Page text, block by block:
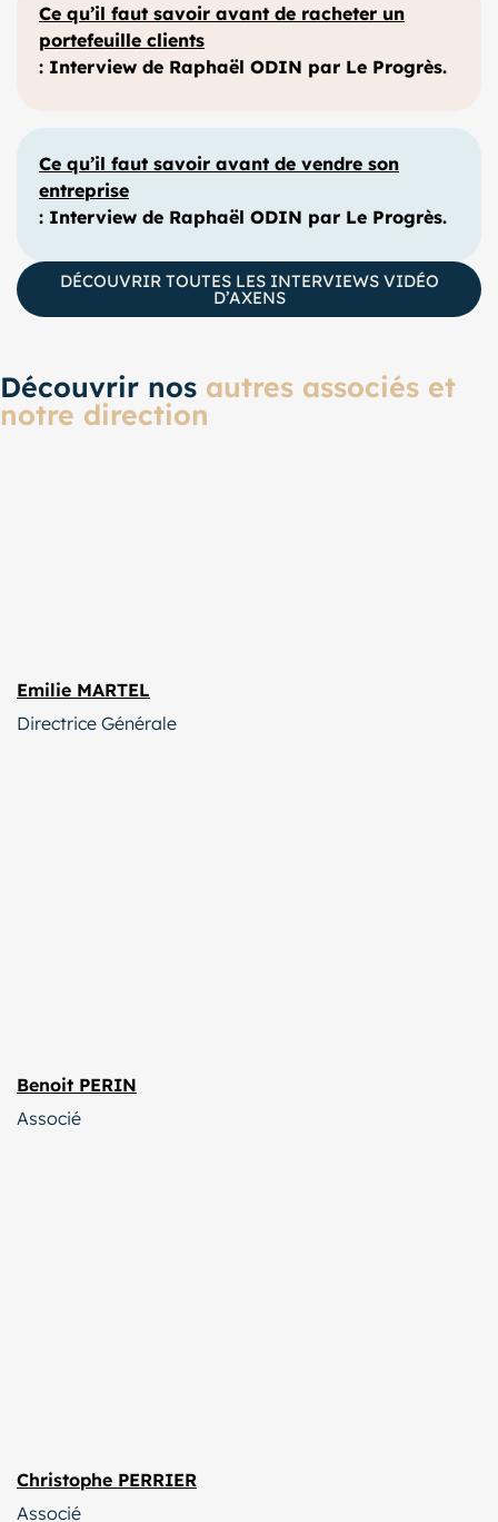
Ce qu’il faut savoir avant de racheter un
portefeuille clients
: Interview de Raphaël ODIN par Le Progrès.
Ce qu’il faut savoir avant de vendre son
entreprise
: Interview de Raphaël ODIN par Le Progrès.
DÉCOUVRIR TOUTES LES INTERVIEWS VIDÉO
D’AXENS
Découvrir nos autres associés et
notre direction
Emilie MARTEL
Directrice Générale
Benoit PERIN
Associé
Christophe PERRIER
Associé